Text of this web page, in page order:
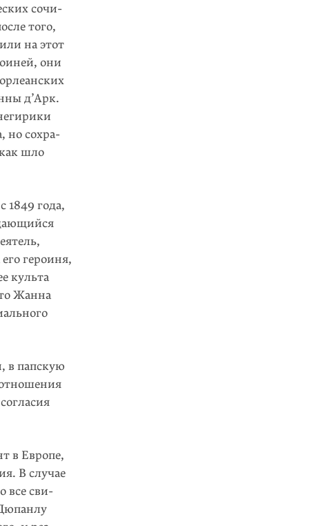
сочи­
того,
на этот
они
д’Арк.
но сохра­
шло
1849 года,
героиня,
культа
Жанна
в папскую
в Европе,
В случае
все сви­